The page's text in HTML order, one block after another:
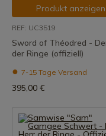
Produkt anzeigen
REF: UC3519
Sword of Théodred -
der Ringe (offiziell)
7-15 Tage Versand
395,00 €